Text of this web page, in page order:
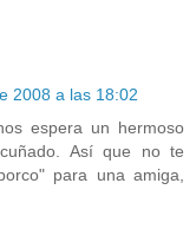
2008 a las 18:02
espera un hermoso
Así que no te
para una amiga,